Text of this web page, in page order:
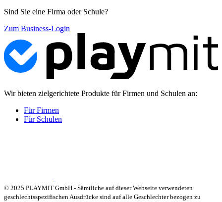
Sind Sie eine Firma oder Schule?
Zum Business-Login
Wir bieten zielgerichtete Produkte für Firmen und Schulen an:
Für Firmen
Für Schulen
© 2025 PLAYMIT GmbH - Sämtliche auf dieser Webseite verwendeten
geschlechtsspezifischen Ausdrücke sind auf alle Geschlechter bezogen zu